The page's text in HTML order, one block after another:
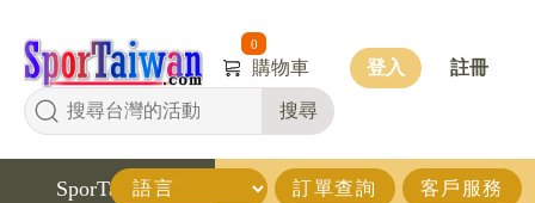
搜尋
0
購物車 登入 註冊
SporTaiwan 訂單查詢 客戶服務